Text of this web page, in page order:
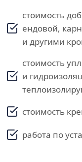
стоимость
ендовой,
и другими
стоимость
и
стоимость
работа по